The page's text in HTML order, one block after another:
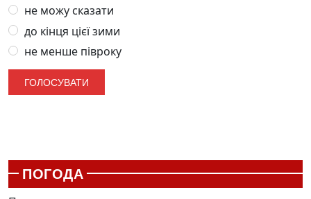
не можу сказати
до кінця цієї зими
не менше півроку
ПОГОДА